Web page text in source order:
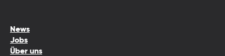
News
Jobs
Über uns